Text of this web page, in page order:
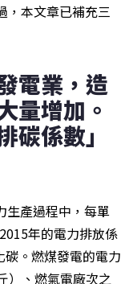
本文章已補充三
電業，造
量增加。
碳係數」
生產過程中，每單
年的電力排放係
。燃煤發電的電力
）、燃氣電廠次之